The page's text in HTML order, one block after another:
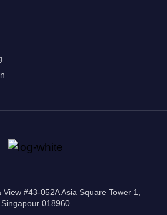
#43-052A Asia Square Tower 1,
Singapour 018960